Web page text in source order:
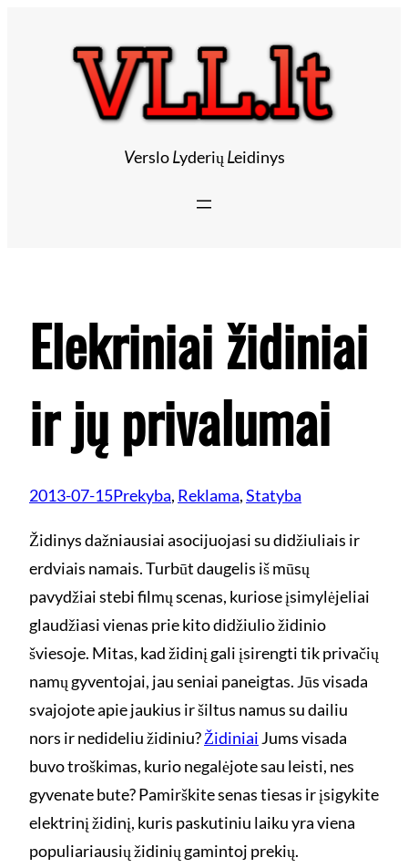
VersloLyderių Leidinys
Elekriniai židiniai
ir jų privalumai
2013-07-15Prekyba, Reklama, Statyba
Židinys dažniausiai asocijuojasi su didžiuliais ir
erdviais namais. Turbūt daugelis iš mūsų
pavydžiai stebi filmų scenas, kuriose įsimylėjeliai
glaudžiasi vienas prie kito didžiulio židinio
šviesoje. Mitas, kad židinį gali įsirengti tik privačių
namų gyventojai, jau seniai paneigtas. Jūs visada
svajojote apie jaukius ir šiltus namus su dailiu
nors ir nedideliu židiniu?Židiniai Jums visada
buvo troškimas, kurio negalėjote sau leisti, nes
gyvenate bute? Pamirškite senas tiesas ir įsigykite
elektrinį židinį, kuris paskutiniu laiku yra viena
populiariausių židinių gamintoj prekių.